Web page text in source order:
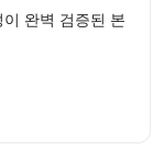
완벽 검증된 본